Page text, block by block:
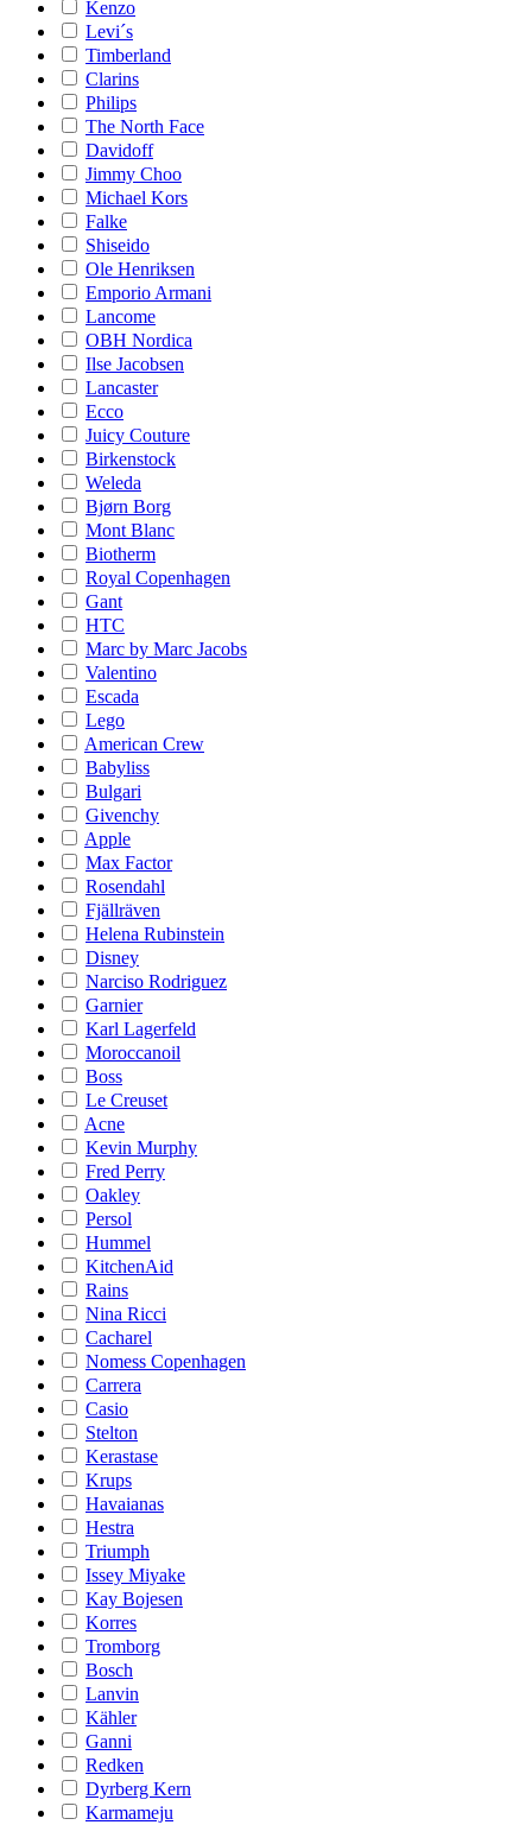
Kenzo
Levi´s
Timberland
Clarins
Philips
The North Face
Davidoff
Jimmy Choo
Michael Kors
Falke
Shiseido
Ole Henriksen
Emporio Armani
Lancome
OBH Nordica
Ilse Jacobsen
Lancaster
Ecco
Juicy Couture
Birkenstock
Weleda
Bjørn Borg
Mont Blanc
Biotherm
Royal Copenhagen
Gant
HTC
Marc by Marc Jacobs
Valentino
Escada
Lego
American Crew
Babyliss
Bulgari
Givenchy
Apple
Max Factor
Rosendahl
Fjällräven
Helena Rubinstein
Disney
Narciso Rodriguez
Garnier
Karl Lagerfeld
Moroccanoil
Boss
Le Creuset
Acne
Kevin Murphy
Fred Perry
Oakley
Persol
Hummel
KitchenAid
Rains
Nina Ricci
Cacharel
Nomess Copenhagen
Carrera
Casio
Stelton
Kerastase
Krups
Havaianas
Hestra
Triumph
Issey Miyake
Kay Bojesen
Korres
Tromborg
Bosch
Lanvin
Kähler
Ganni
Redken
Dyrberg Kern
Karmameju